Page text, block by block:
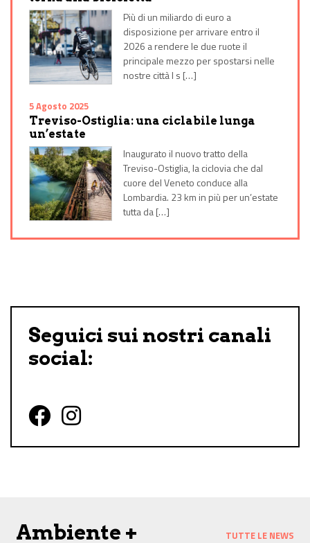
Più di un miliardo di euro a
disposizione per arrivare entro il
2026 a rendere le due ruote il
principale mezzo per spostarsi nelle
nostre città I s […]
5 Agosto 2025
Treviso-Ostiglia: una ciclabile lunga
un’estate
Inaugurato il nuovo tratto della
Treviso-Ostiglia, la ciclovia che dal
cuore del Veneto conduce alla
Lombardia. 23 km in più per un’estate
tutta da […]
Seguici sui nostri canali
social:
Follow us on Facebook
Follow us on Instagram
Ambiente + TUTTE LE NEWS